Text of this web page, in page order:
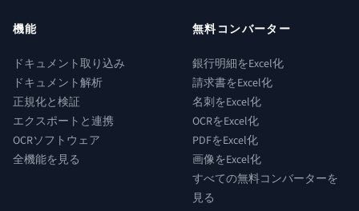
機能
ドキュメント取り込み
ドキュメント解析
正規化と検証
エクスポートと連携
OCRソフトウェア
全機能を見る
無料コンバーター
銀行明細をExcel化
請求書をExcel化
名刺をExcel化
OCRをExcel化
PDFをExcel化
画像をExcel化
すべての無料コンバーターを
見る